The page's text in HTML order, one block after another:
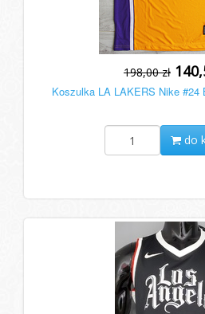
198,00 zł
Koszulka LA LAKERS Nike #24
do